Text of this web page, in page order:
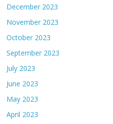
December 2023
November 2023
October 2023
September 2023
July 2023
June 2023
May 2023
April 2023